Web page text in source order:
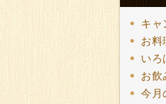
キャ
お料
いろ
お飲
今月